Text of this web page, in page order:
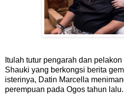
Itulah tutur pengarah dan
Shauki yang berkongsi berita
isterinya, Datin Marcella
perempuan pada Ogos tahun lalu.